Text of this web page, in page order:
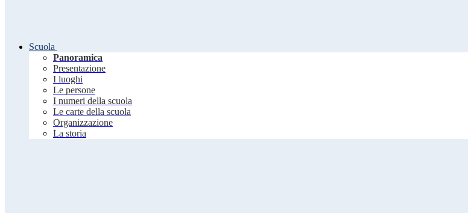
Scuola
Panoramica
Presentazione
I luoghi
Le persone
I numeri della scuola
Le carte della scuola
Organizzazione
La storia